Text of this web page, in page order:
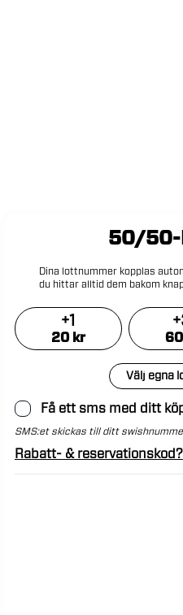
50/50-
Dina lottnummer kopplas
du hittar alltid dem bakom
+1
20kr
+
60
Välj egna
Få ett sms med ditt
SMS:et skickas till ditt
Rabatt- & reservationskod?